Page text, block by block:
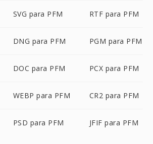
SVG para PFM RTF para PFM
DNG para PFM PGM para PFM
DOC para PFM PCX para PFM
WEBP para PFM CR2 para PFM
PSD para PFM JFIF para PFM